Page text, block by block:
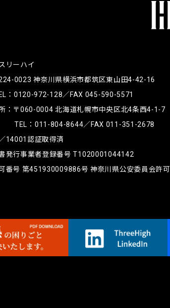
会
ー
リーハイ
0023神奈川県横浜市都筑区東山田4-42-16
： 0120-972-128／FAX 045-590-5571
：〒060-0004北海道札幌市中央区北4条西4-1-7
TEL： 011-804-8644／FAX 011-351-2678
14001認証取得済
発行事業者登録番号 T1020001044142
番号 第451930009886号 神奈川県公安委員会許可